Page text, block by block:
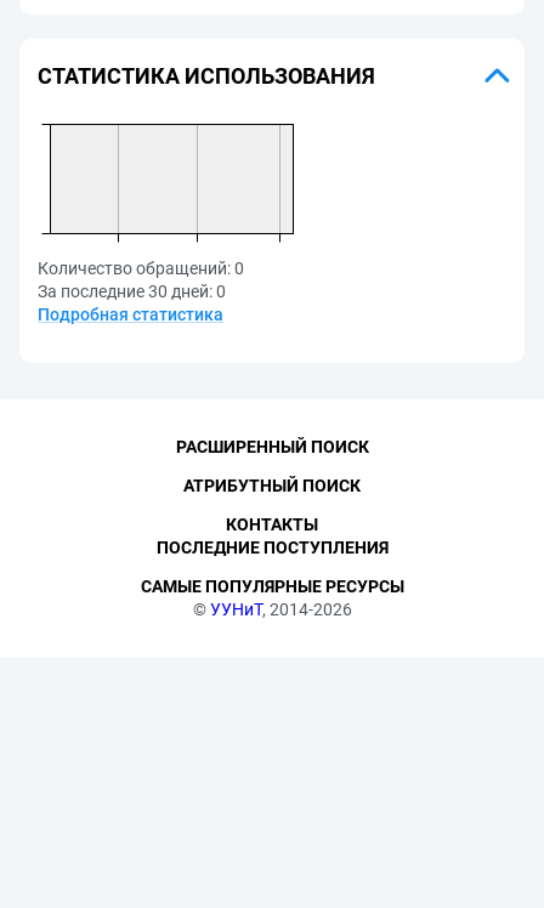
СТАТИСТИКА ИСПОЛЬЗОВАНИЯ
Количество обращений:0
За последние 30 дней:0
Подробная статистика
©УУНиТ, 2014-2026
РАСШИРЕННЫЙ ПОИСК
АТРИБУТНЫЙ ПОИСК
КОНТАКТЫ
ПОСЛЕДНИЕ ПОСТУПЛЕНИЯ
САМЫЕ ПОПУЛЯРНЫЕ РЕСУРСЫ